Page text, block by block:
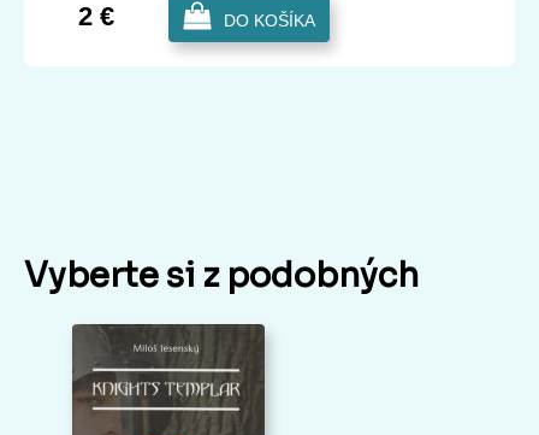
2 € DO KOŠÍKA
Vyberte si z podobných